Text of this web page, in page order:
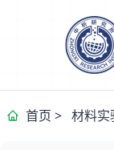
首页 > 材料实